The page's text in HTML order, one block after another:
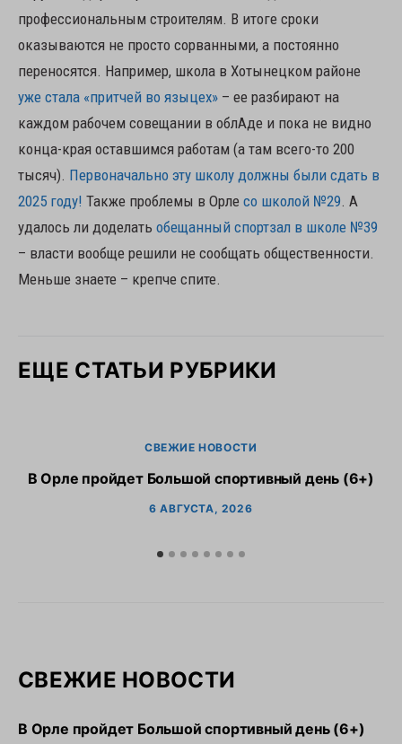
профессиональным строителям. В итоге сроки
оказываются не просто сорванными, а постоянно
переносятся. Например, школа в Хотынецком районе
уже стала «притчей во языцех» – ее разбирают на
каждом рабочем совещании в облАде и пока не видно
конца-края оставшимся работам (а там всего-то 200
тысяч). Первоначально эту школу должны были сдать в
2025 году! Также проблемы в Орле со школой №29. А
удалось ли доделать обещанный спортзал в школе №39
– власти вообще решили не сообщать общественности.
Меньше знаете – крепче спите.
ЕЩЕ СТАТЬИ РУБРИКИ
СВЕЖИЕ НОВОСТИ
В Орле пройдет Большой спортивный день (6+)
6 АВГУСТА, 2026
СВЕЖИЕ НОВОСТИ
В Орле пройдет Большой спортивный день (6+)